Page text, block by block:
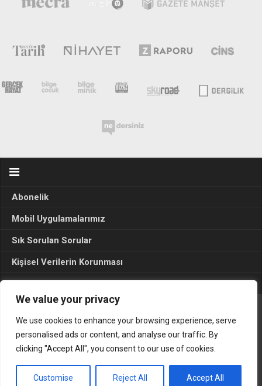
We value your privacy
We use cookies to enhance your browsing experience, serve
personalised ads or content, and analyse our traffic. By
clicking "Accept All", you consent to our use of cookies.
Customise Reject All Accept All
Abonelik
Mobil Uygulamalarımız
Sık Sorulan Sorular
Kişisel Verilerin Korunması
Seçim Sonuçları 2024
Gerçek Hayat © 2015. Her hakkı sakldır.